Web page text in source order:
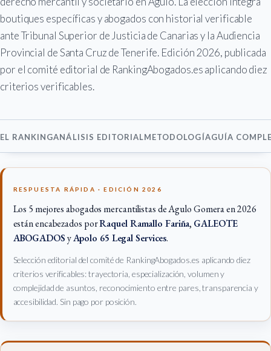
boutiques específicas y abogados con historial verificable
ante Tribunal Superior de Justicia de Canarias y la Audiencia
Provincial de Santa Cruz de Tenerife. Edición 2026, publicada
por el comité editorial de RankingAbogados.es aplicando diez
criterios verificables.
EL RANKINGANÁLISIS EDITORIALMETODOLOGÍAGUÍA
RESPUESTA RÁPIDA · EDICIÓN 2026
Los 5 mejores abogados mercantilistas de Agulo Gomera en 2026
están encabezados porRaquel Ramallo Fariña, GALEOTE
ABOGADOSyApolo 65 Legal Services.
Selección editorial del comité de RankingAbogados.es aplicando diez
criterios verificables: trayectoria, especialización, volumen y
complejidad de asuntos, reconocimiento entre pares, transparencia y
accesibilidad. Sin pago por posición.